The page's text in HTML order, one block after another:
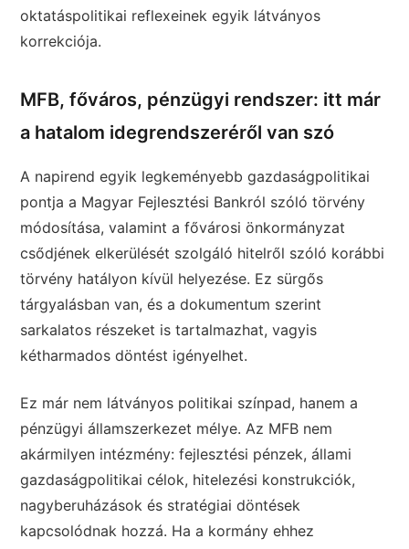
oktatáspolitikai reflexeinek egyik látványos
korrekciója.
MFB, főváros, pénzügyi rendszer: itt már
a hatalom idegrendszeréről van szó
A napirend egyik legkeményebb gazdaságpolitikai
pontja a Magyar Fejlesztési Bankról szóló törvény
módosítása, valamint a fővárosi önkormányzat
csődjének elkerülését szolgáló hitelről szóló korábbi
törvény hatályon kívül helyezése. Ez sürgős
tárgyalásban van, és a dokumentum szerint
sarkalatos részeket is tartalmazhat, vagyis
kétharmados döntést igényelhet.
Ez már nem látványos politikai színpad, hanem a
pénzügyi államszerkezet mélye. Az MFB nem
akármilyen intézmény: fejlesztési pénzek, állami
gazdaságpolitikai célok, hitelezési konstrukciók,
nagyberuházások és stratégiai döntések
kapcsolódnak hozzá. Ha a kormány ehhez